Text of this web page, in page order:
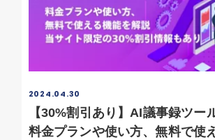
2024.04.30
【30%割引あり】AI議事録ツー
料金プランや使い方、無料で使